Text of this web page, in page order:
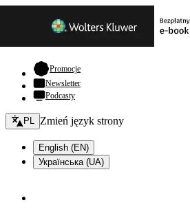
Promocje- otwiera się w nowej karcie
Newsletter
Podcasty
Zmień język - bieżący:
PL Zmień język strony
English (EN)
Українська (UA)